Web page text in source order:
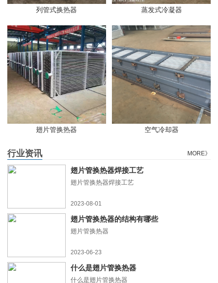
列管式换热器 蒸发式冷凝器
翅片管换热器 空气冷却器
行业资讯 MORE》
翅片管换热器焊接工艺
翅片管换热器焊接工艺
2023-08-01
翅片管换热器的结构有哪些
翅片管换热器
2023-06-23
什么是翅片管换热器
什么是翅片管换热器